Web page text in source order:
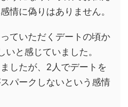
情に偽りはありません。
ていただくデートの頃か
いと感じていました。
したが、2人でデートを
パークしないという感情